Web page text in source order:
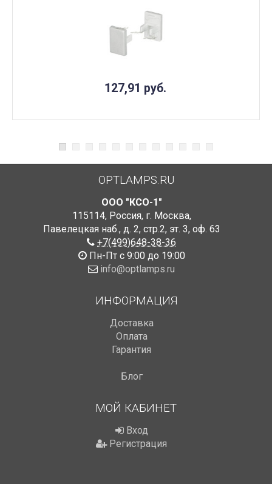
127,91 руб.
OPTLAMPS.RU
ООО "КСО-1"
115114, Россия, г. Москва,
Павелецкая наб., д. 2, стр.2, эт. 3, оф. 63
+7(499)648-38-36
Пн-Пт с 9:00 до 19:00
info@optlamps.ru
ИНФОРМАЦИЯ
Доставка
Оплата
Гарантия
Блог
МОЙ КАБИНЕТ
Вход
Регистрация